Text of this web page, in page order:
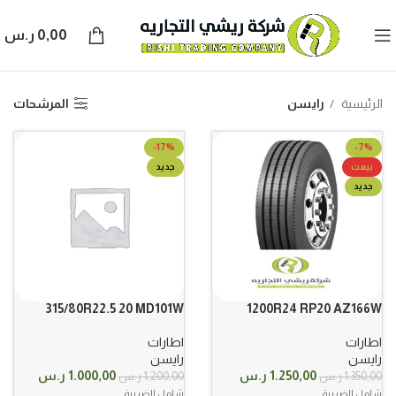
0,00 ر.س
الرئيسية رايسن المرشحات
-7%
بيعت
جديد
1200R24 RP20 AZ166W
اطارات
رايسن
1.350,00ر.س السعر
1.250,00 ر.س
شامل الضريبة
-17%
جديد
315/80R22.5 20 MD101W
اطارات
رايسن
1.200,00ر.س السعر
1.000,00 ر.س
شامل الضريبة